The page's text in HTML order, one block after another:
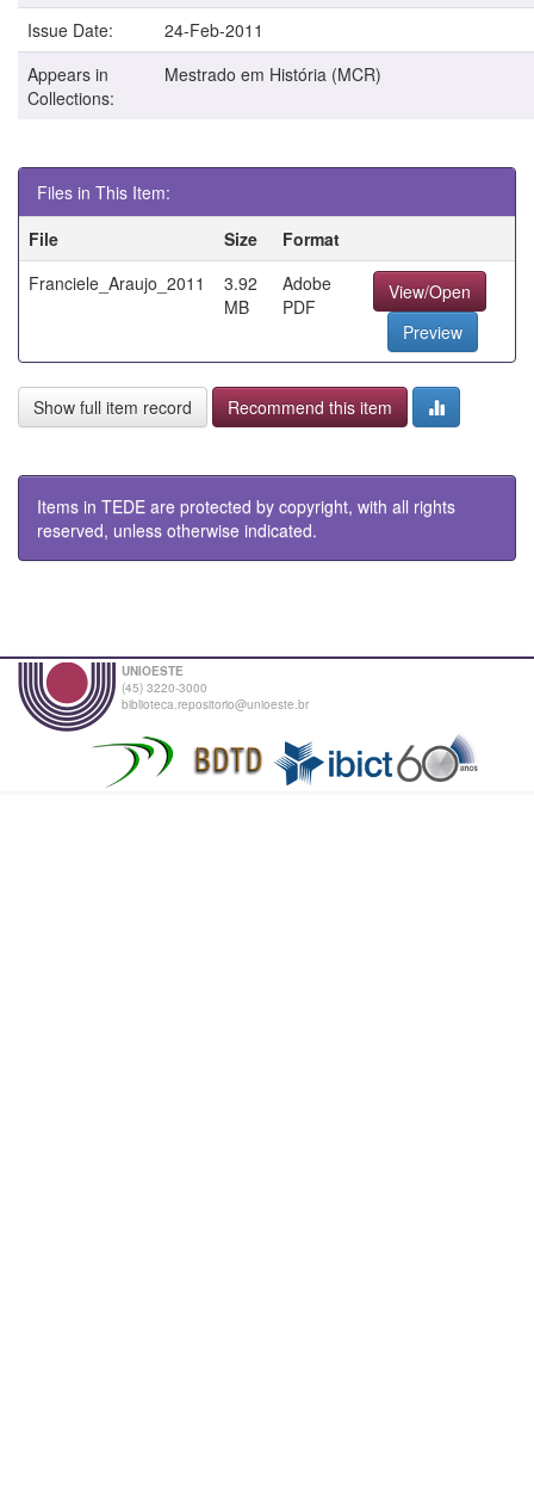
Issue Date:
24-Feb-2011
Appears in
Collections:
Mestrado em História (MCR)
Files in This Item:
File
Size
Format
Franciele_Araujo_2011
3.92
MB
Adobe
PDF
View/Open
Preview
Show full item record Recommend this item
Items in TEDE are protected by copyright, with all rights
reserved, unless otherwise indicated.
UNIOESTE
(45) 3220-3000
biblioteca.repositorio@unioeste.br